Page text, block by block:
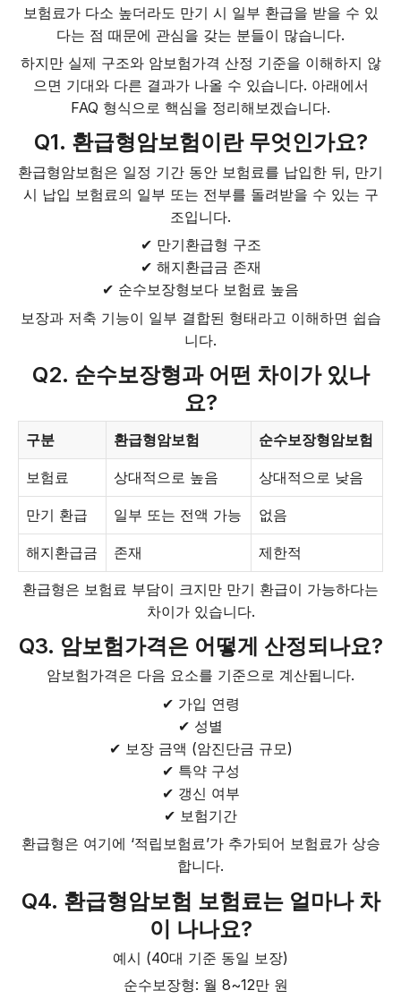
보험료가 다소 높더라도 만기 시 일부 환급을 받을 수 있
다는 점 때문에 관심을 갖는 분들이 많습니다.
하지만 실제 구조와 암보험가격 산정 기준을 이해하지 않
으면 기대와 다른 결과가 나올 수 있습니다. 아래에서
FAQ 형식으로 핵심을 정리해보겠습니다.
Q1. 환급형암보험이란 무엇인가요?
환급형암보험은 일정 기간 동안 보험료를 납입한 뒤, 만기
시 납입 보험료의 일부 또는 전부를 돌려받을 수 있는 구
조입니다.
✔ 만기환급형 구조
✔ 해지환급금 존재
✔ 순수보장형보다 보험료 높음
보장과 저축 기능이 일부 결합된 형태라고 이해하면 쉽습
니다.
Q2. 순수보장형과 어떤 차이가 있나
요?
구분 환급형암보험 순수보장형암보험
보험료 상대적으로 높음 상대적으로 낮음
만기 환급 일부 또는 전액 가능 없음
해지환급금 존재 제한적
환급형은 보험료 부담이 크지만 만기 환급이 가능하다는
차이가 있습니다.
Q3. 암보험가격은 어떻게 산정되나요?
암보험가격은 다음 요소를 기준으로 계산됩니다.
✔ 가입 연령
✔ 성별
✔ 보장 금액 (암진단금 규모)
✔ 특약 구성
✔ 갱신 여부
✔ 보험기간
환급형은 여기에 ‘적립보험료’가 추가되어 보험료가 상승
합니다.
Q4. 환급형암보험 보험료는 얼마나 차
이 나나요?
예시 (40대 기준 동일 보장)
순수보장형: 월 8~12만 원